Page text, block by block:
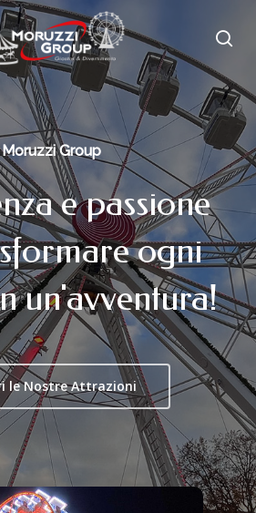
Moruzzi Group
epassione
ogni
un'avventura!
le Nostre Attrazioni